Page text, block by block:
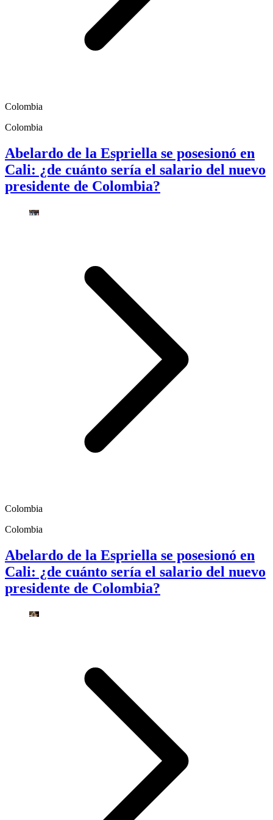
Colombia
Colombia
Abelardo de la Espriella se posesionó en
Cali: ¿de cuánto sería el salario del nuevo
presidente de Colombia?
Colombia
Colombia
Abelardo de la Espriella se posesionó en
Cali: ¿de cuánto sería el salario del nuevo
presidente de Colombia?